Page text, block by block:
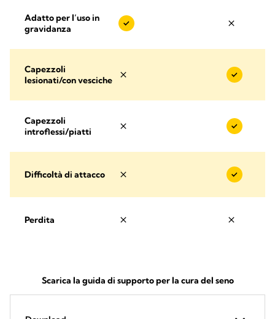
Adatto per l’uso in
gravidanza
Capezzoli
lesionati/con vesciche
Capezzoli
introflessi/piatti
Difficoltà di attacco
Perdita
Scarica la guida di supporto per la cura del seno